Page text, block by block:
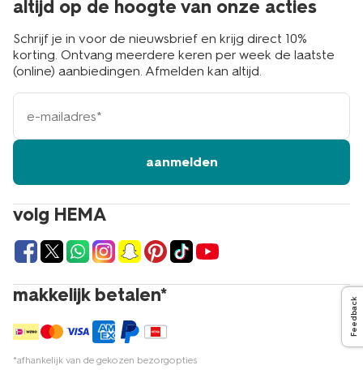
volg HEMA
makkelijk betalen*
*afhankelijk van de gekozen bezorgopties
altijd op de hoogte van onze acties
Schrijf je in voor de nieuwsbrief en krijg direct 10%
korting. Ontvang meerdere keren per week de laatste
(online) aanbiedingen. Afmelden kan altijd.
e-
mailadres
aanmelden
Feedback